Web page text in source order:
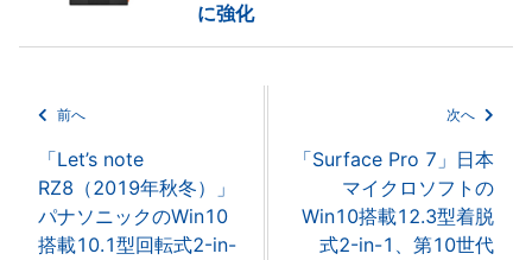
に強化
前へ
「Let’s note
RZ8（2019年秋冬）」
パナソニックのWin10
搭載10.1型回転式2-in-
次へ
「Surface Pro 7」日本
マイクロソフトの
Win10搭載12.3型着脱
式2-in-1、第10世代